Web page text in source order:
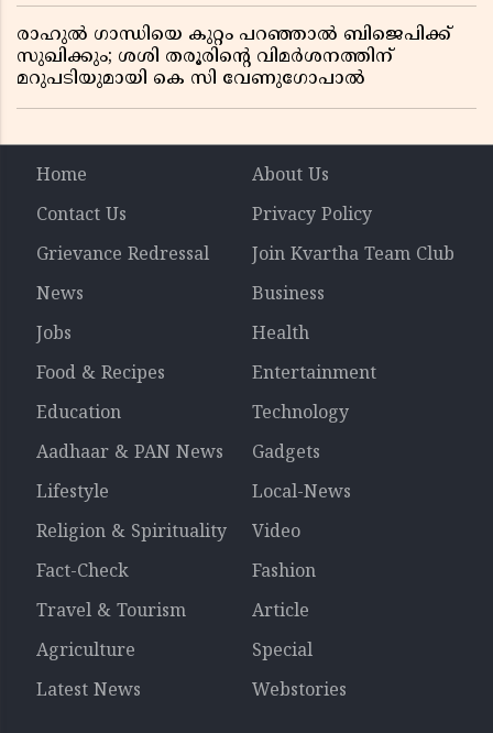
രാഹുൽ ഗാന്ധിയെ കുറ്റം പറഞ്ഞാൽ ബിജെപിക്ക്
സുഖിക്കും; ശശി തരൂരിന്റെ വിമർശനത്തിന്
മറുപടിയുമായി കെ സി വേണുഗോപാൽ
Home
About Us
Contact Us
Privacy Policy
Grievance Redressal
Join Kvartha Team Club
News
Business
Jobs
Health
Food & Recipes
Entertainment
Education
Technology
Aadhaar & PAN News
Gadgets
Lifestyle
Local-News
Religion & Spirituality
Video
Fact-Check
Fashion
Travel & Tourism
Article
Agriculture
Special
Latest News
Webstories